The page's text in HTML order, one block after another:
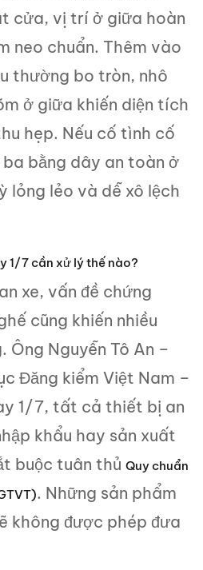
cửa, vị trí ở giữa hoàn
neo chuẩn. Thêm vào
thường bo tròn, nhô
ở giữa khiến diện tích
hẹp. Nếu cố tình cố
bằng dây an toàn ở
lỏng lẻo và dễ xô lệch
1/7 cần xử lý thế nào?
xe, vấn đề chứng
cũng khiến nhiều
Ông Nguyễn Tô An –
Đăng kiểm Việt Nam –
1/7, tất cả thiết bị an
khẩu hay sản xuất
buộc tuân thủ Quy chuẩn
. Những sản phẩm
không được phép đưa